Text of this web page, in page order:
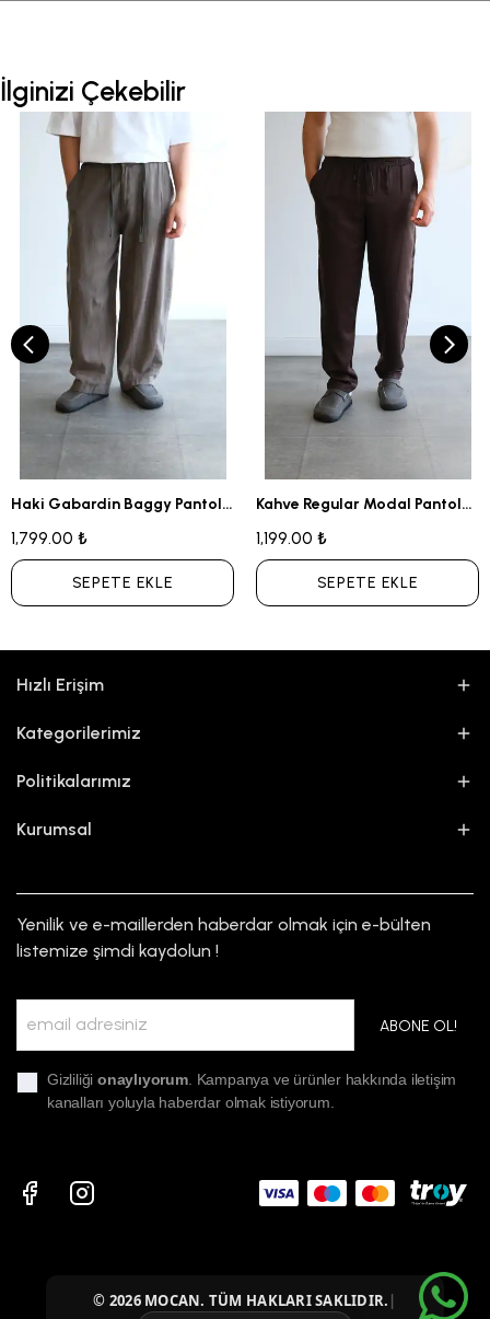
İlginizi Çekebilir
Haki Gabardin Baggy Pantolon
1,799.00 ₺
SEPETE EKLE
Kahve Regular Modal Pantolon
1,199.00 ₺
SEPETE EKLE
Hızlı Erişim
Kategorilerimiz
Politikalarımız
Kurumsal
Yenilik ve e-maillerden haberdar olmak için e-bülten
listemize şimdi kaydolun !
ABONE OL!
Gizliliğionaylıyorum. Kampanya ve ürünler hakkında iletişim
kanalları yoluyla haberdar olmak istiyorum.
© 2026 MOCAN. TÜM HAKLARI SAKLIDIR. |